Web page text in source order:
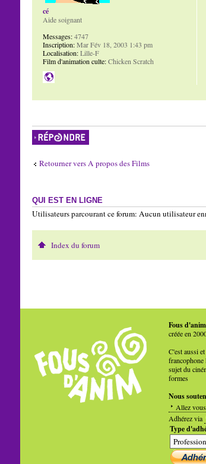
cé
Aide soignant
Messages:4747
Inscription:Mar Fév 18, 2003 1:43 pm
Localisation:Lille-F
Film d'animation culte:Chicken Scratch
Répondre
Retourner vers A propos des Films
QUI EST EN LIGNE
Utilisateurs parcourant ce forum: Aucun utilisateur
Index du forum
Fous d'anim
créée en
C'est aussi
francophone
sujet du
formes
Nous
Allez
Adhérez via
Type